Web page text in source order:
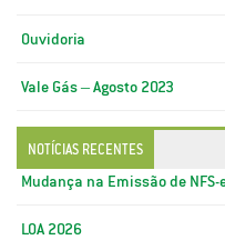
Ouvidoria
Vale Gás – Agosto 2023
NOTÍCIAS RECENTES
Mudança na Emissão de NFS-
LOA 2026